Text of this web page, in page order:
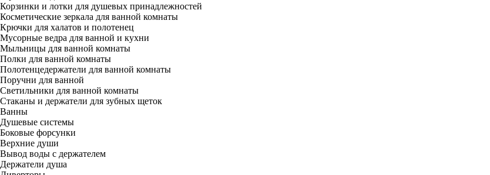
Корзинки и лотки для душевых принадлежностей
Косметические зеркала для ванной комнаты
Крючки для халатов и полотенец
Мусорные ведра для ванной и кухни
Мыльницы для ванной комнаты
Полки для ванной комнаты
Полотенцедержатели для ванной комнаты
Поручни для ванной
Светильники для ванной комнаты
Стаканы и держатели для зубных щеток
Ванны
Душевые системы
Боковые форсунки
Верхние души
Вывод воды с держателем
Держатели душа